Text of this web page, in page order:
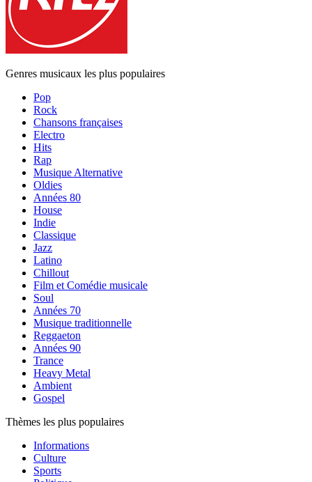
Genres musicaux les plus populaires
Pop
Rock
Chansons françaises
Electro
Hits
Rap
Musique Alternative
Oldies
Années 80
House
Indie
Classique
Jazz
Latino
Chillout
Film et Comédie musicale
Soul
Années 70
Musique traditionnelle
Reggaeton
Années 90
Trance
Heavy Metal
Ambient
Gospel
Thèmes les plus populaires
Informations
Culture
Sports